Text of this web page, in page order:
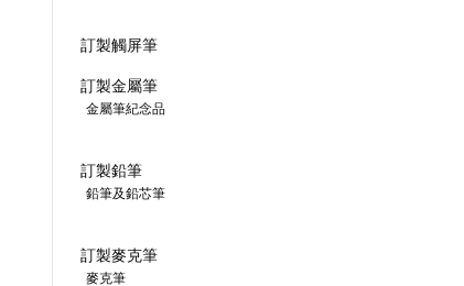
訂製觸屏筆
訂製金屬筆
金屬筆紀念品
訂製鉛筆
鉛筆及鉛芯筆
訂製麥克筆
麥克筆